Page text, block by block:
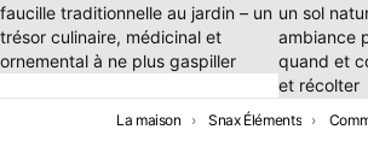
Vous êtes ici:
La maison Snax Éléments Comment